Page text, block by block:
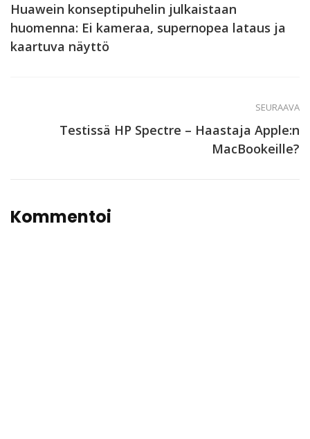
Huawein konseptipuhelin julkaistaan
huomenna: Ei kameraa, supernopea lataus ja
kaartuva näyttö
SEURAAVA
Testissä HP Spectre – Haastaja Apple:n
MacBookeille?
Kommentoi